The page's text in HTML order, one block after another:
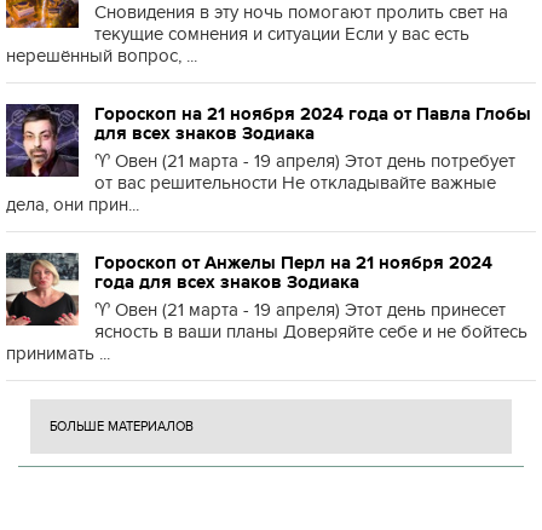
Сновидения в эту ночь помогают пролить свет на
текущие сомнения и ситуации Если у вас есть
нерешённый вопрос, ...
Гороскоп на 21 ноября 2024 года от Павла Глобы
для всех знаков Зодиака
♈️ Овен (21 марта - 19 апреля) Этот день потребует
от вас решительности Не откладывайте важные
дела, они прин...
Гороскоп от Анжелы Перл на 21 ноября 2024
года для всех знаков Зодиака
♈️ Овен (21 марта - 19 апреля) Этот день принесет
ясность в ваши планы Доверяйте себе и не бойтесь
принимать ...
БОЛЬШЕ МАТЕРИАЛОВ